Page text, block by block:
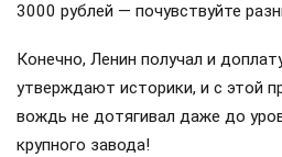
3000 рублей — почувствуйте
Конечно, Ленин получал и
утверждают историки, и с этой
вождь не дотягивал даже до
крупного завода!